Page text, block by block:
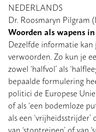
NEDERLANDS
Dr. Roosmaryn Pilgram
Woorden als wapens
Dezelfde informatie kan
verwoorden. Zo kun je
zowel ‘halfvol’ als
bepaalde formulering
politici de Europese
of als ‘een bodemloze
als een
van ‘stoptreinen’ of van